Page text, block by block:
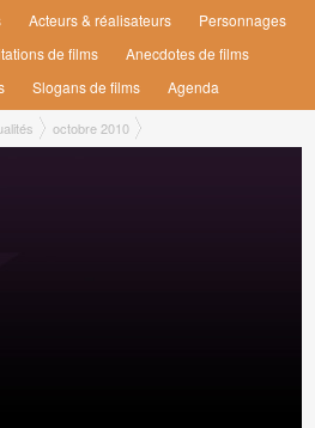
Acteurs & réalisateurs
Personnages
de films
Anecdotes de films
Slogans de films Agenda
octobre 2010